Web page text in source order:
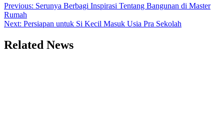
Post
navigation
Previous: Serunya Berbagi Inspirasi Tentang Bangunan di Master
Rumah
Next: Persiapan untuk Si Kecil Masuk Usia Pra Sekolah
Related News